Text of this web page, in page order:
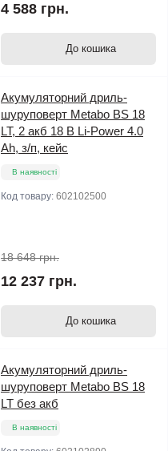
4 588 грн.
До кошика
Акумуляторний дриль-
шуруповерт Metabo BS 18
LT, 2 акб 18 В Li-Power 4.0
Ah, з/п, кейс
В наявності
Код товару: 602102500
18 648 грн.
12 237 грн.
До кошика
Акумуляторний дриль-
шуруповерт Metabo BS 18
LT без акб
В наявності